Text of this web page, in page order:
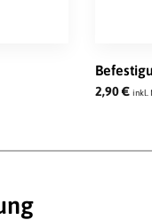
2,90€ inkl.